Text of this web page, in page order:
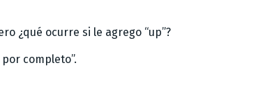
¿qué ocurre si le agrego “up”?
completo”.